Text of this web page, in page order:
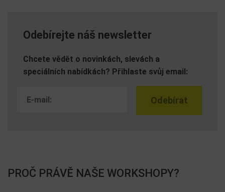
Odebírejte náš newsletter
Chcete vědět o novinkách, slevách a
speciálních nabídkách? Přihlaste svůj email:
PROČ PRÁVĚ NAŠE WORKSHOPY?